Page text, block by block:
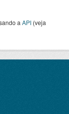
a API (veja